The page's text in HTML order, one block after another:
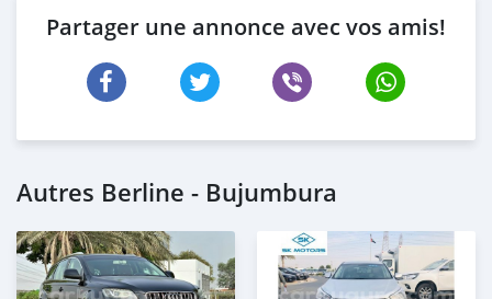
Partager une annonce avec vos amis!
Autres Berline - Bujumbura